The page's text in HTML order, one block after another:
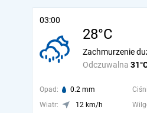
03:00
28°C
Odczuwalna
Zachmurzenie
Opad: 0.2 mm
Wiatr:
12 km/h